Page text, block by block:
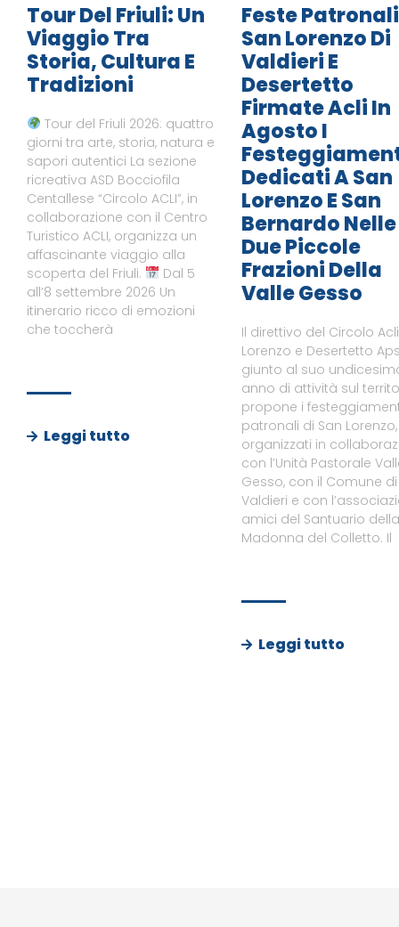
Tour Del Friuli: Un
Viaggio Tra
Storia, Cultura E
Tradizioni
Tour del Friuli 2026: quattro
giorni tra arte, storia, natura e
sapori autentici La sezione
ricreativa ASD Bocciofila
Centallese “Circolo ACLI”, in
collaborazione con il Centro
Turistico ACLI, organizza un
affascinante viaggio alla
scoperta del Friuli.
Dal 5
all’8 settembre 2026 Un
itinerario ricco di emozioni
che toccherà
Leggi tutto
Feste
San Lorenzo Di
Valdieri E
Desertetto
Firmate Acli In
Agosto I
Dedicati A San
Lorenzo E San
Bernardo Nelle
Due Piccole
Frazioni Della
Valle Gesso
Il direttivo del Circolo
Lorenzo e Desertetto
giunto al suo
anno di attività sul
propone i
patronali di San Lorenzo,
organizzati in
con l’Unità Pastorale
Gesso, con il Comune di
Valdieri e con
amici del Santuario della
Madonna del Colletto. Il
Leggi tutto